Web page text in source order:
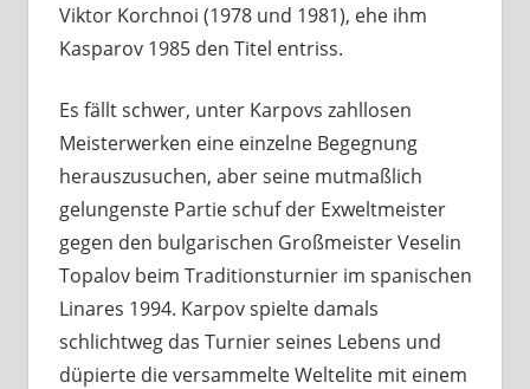
Viktor Korchnoi (1978 und 1981), ehe ihm
Kasparov 1985 den Titel entriss.
Es fällt schwer, unter Karpovs zahllosen
Meisterwerken eine einzelne Begegnung
herauszusuchen, aber seine mutmaßlich
gelungenste Partie schuf der Exweltmeister
gegen den bulgarischen Großmeister Veselin
Topalov beim Traditionsturnier im spanischen
Linares 1994. Karpov spielte damals
schlichtweg das Turnier seines Lebens und
düpierte die versammelte Weltelite mit einem